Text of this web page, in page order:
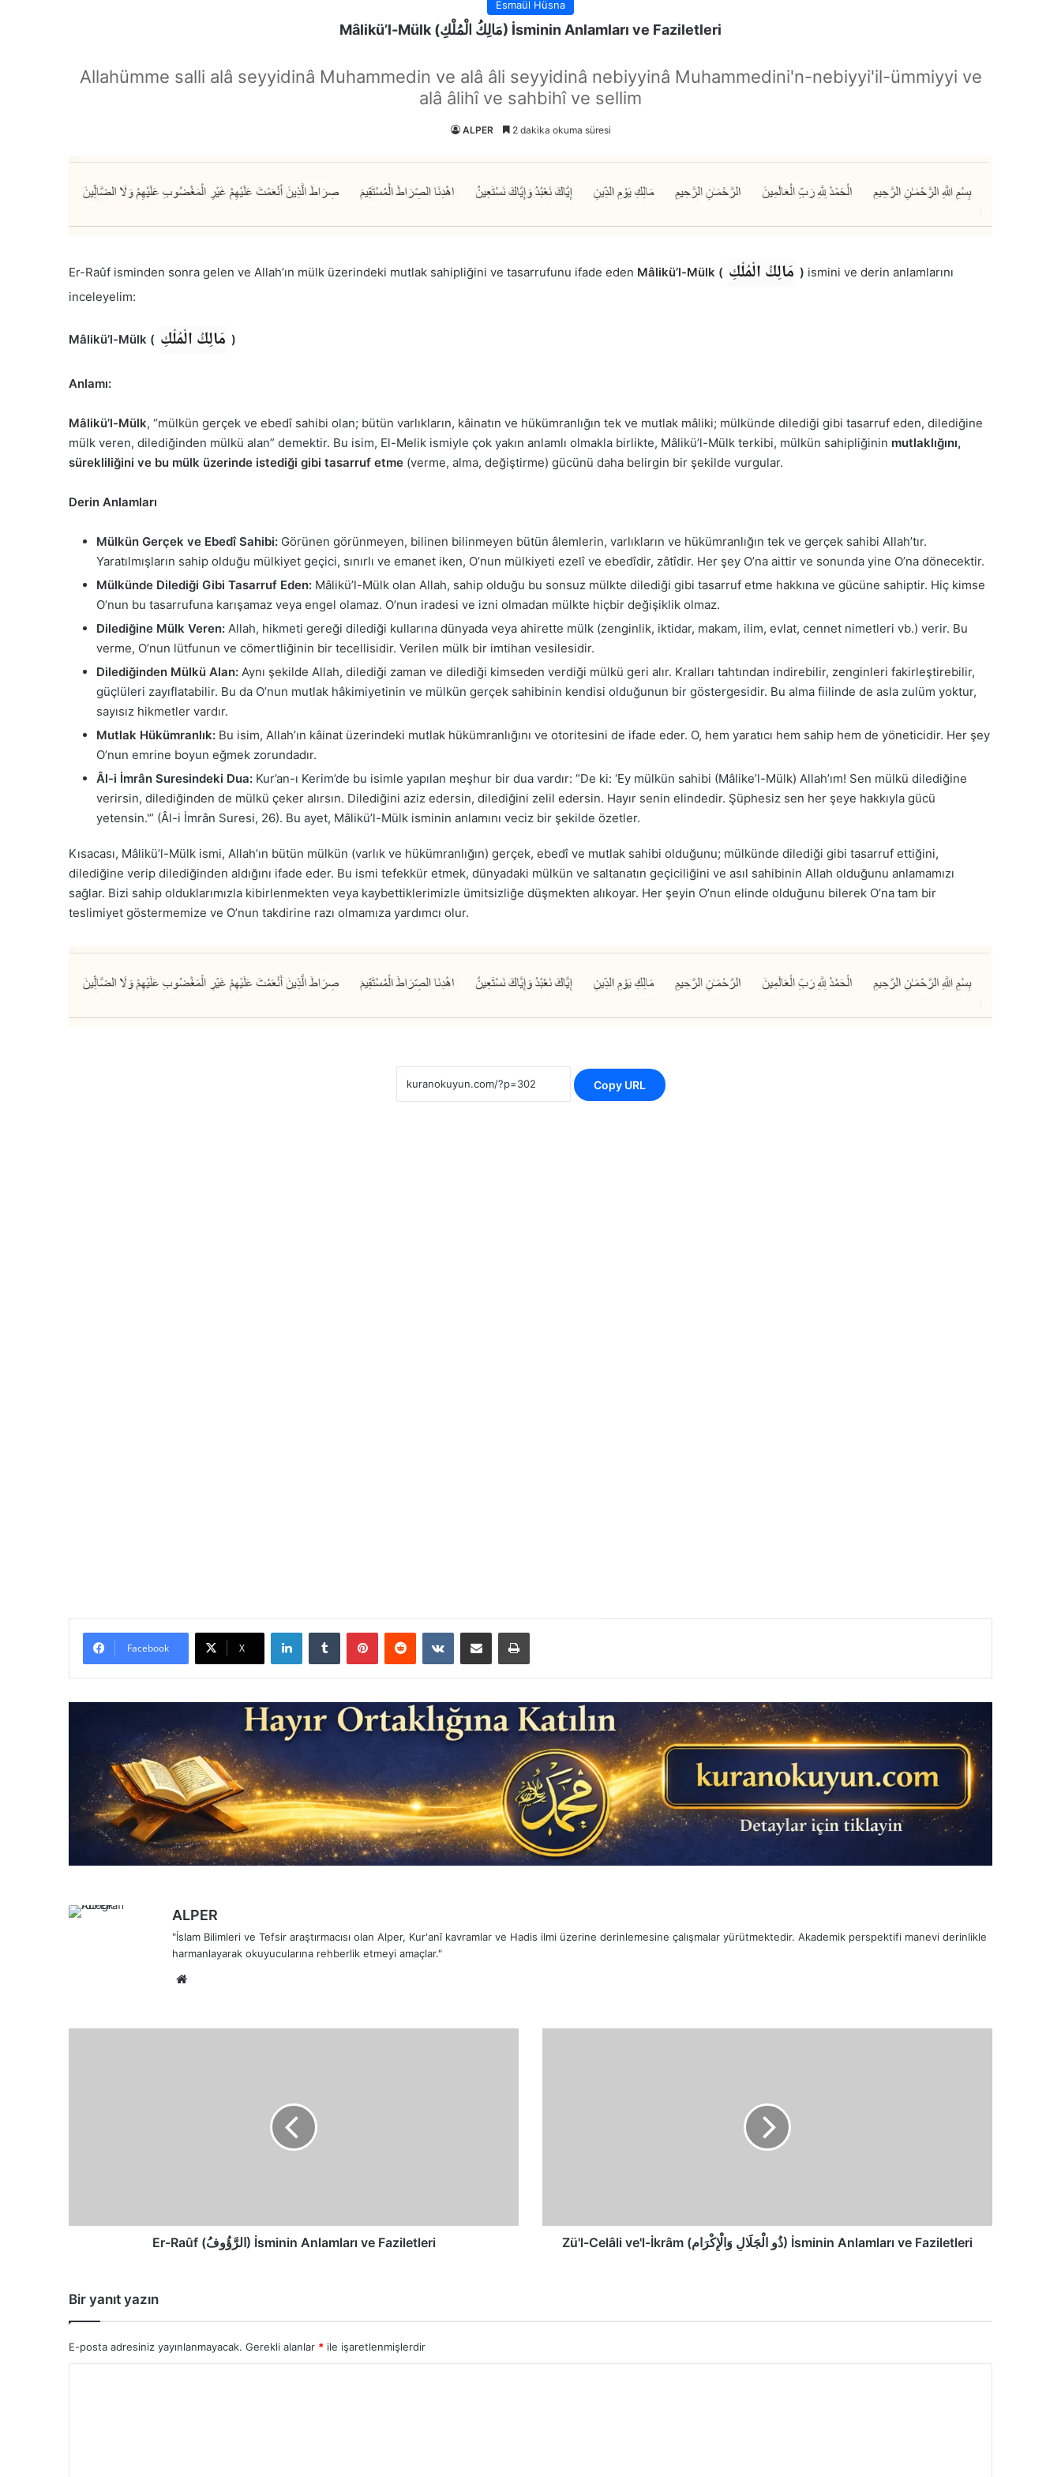
Esmaül Hüsna
Mâlikü’l-Mülk (مَالِكُ الْمُلْكِ) İsminin Anlamları ve Faziletleri
Allahümme salli alâ seyyidinâ Muhammedin ve alâ âli seyyidinâ nebiyyinâ Muhammedini'n-nebiyyi'il-ümmiyyi ve
alâ âlihî ve sahbihî ve sellim
ALPER 2 dakika okuma süresi
Er-Raûf isminden sonra gelen ve Allah’ın mülk üzerindeki mutlak sahipliğini ve tasarrufunu ifade eden Mâlikü’l-Mülk ( مَالِكُ الْمُلْكِ ) ismini ve derin anlamlarını
inceleyelim:
Mâlikü’l-Mülk ( مَالِكُ الْمُلْكِ )
Anlamı:
Mâlikü’l-Mülk, “mülkün gerçek ve ebedî sahibi olan; bütün varlıkların, kâinatın ve hükümranlığın tek ve mutlak mâliki; mülkünde dilediği gibi tasarruf eden, dilediğine
mülk veren, dilediğinden mülkü alan” demektir. Bu isim, El-Melik ismiyle çok yakın anlamlı olmakla birlikte, Mâlikü’l-Mülk terkibi, mülkün sahipliğinin mutlaklığını,
sürekliliğini ve bu mülk üzerinde istediği gibi tasarruf etme (verme, alma, değiştirme) gücünü daha belirgin bir şekilde vurgular.
Derin Anlamları
Mülkün Gerçek ve Ebedî Sahibi: Görünen görünmeyen, bilinen bilinmeyen bütün âlemlerin, varlıkların ve hükümranlığın tek ve gerçek sahibi Allah’tır.
Yaratılmışların sahip olduğu mülkiyet geçici, sınırlı ve emanet iken, O’nun mülkiyeti ezelî ve ebedîdir, zâtîdir. Her şey O’na aittir ve sonunda yine O’na dönecektir.
Mülkünde Dilediği Gibi Tasarruf Eden: Mâlikü’l-Mülk olan Allah, sahip olduğu bu sonsuz mülkte dilediği gibi tasarruf etme hakkına ve gücüne sahiptir. Hiç kimse
O’nun bu tasarrufuna karışamaz veya engel olamaz. O’nun iradesi ve izni olmadan mülkte hiçbir değişiklik olmaz.
Dilediğine Mülk Veren: Allah, hikmeti gereği dilediği kullarına dünyada veya ahirette mülk (zenginlik, iktidar, makam, ilim, evlat, cennet nimetleri vb.) verir. Bu
verme, O’nun lütfunun ve cömertliğinin bir tecellisidir. Verilen mülk bir imtihan vesilesidir.
Dilediğinden Mülkü Alan: Aynı şekilde Allah, dilediği zaman ve dilediği kimseden verdiği mülkü geri alır. Kralları tahtından indirebilir, zenginleri fakirleştirebilir,
güçlüleri zayıflatabilir. Bu da O’nun mutlak hâkimiyetinin ve mülkün gerçek sahibinin kendisi olduğunun bir göstergesidir. Bu alma fiilinde de asla zulüm yoktur,
sayısız hikmetler vardır.
Mutlak Hükümranlık: Bu isim, Allah’ın kâinat üzerindeki mutlak hükümranlığını ve otoritesini de ifade eder. O, hem yaratıcı hem sahip hem de yöneticidir. Her şey
O’nun emrine boyun eğmek zorundadır.
Âl-i İmrân Suresindeki Dua: Kur’an-ı Kerim’de bu isimle yapılan meşhur bir dua vardır: “De ki: ‘Ey mülkün sahibi (Mâlike’l-Mülk) Allah’ım! Sen mülkü dilediğine
verirsin, dilediğinden de mülkü çeker alırsın. Dilediğini aziz edersin, dilediğini zelil edersin. Hayır senin elindedir. Şüphesiz sen her şeye hakkıyla gücü
yetensin.'” (Âl-i İmrân Suresi, 26). Bu ayet, Mâlikü’l-Mülk isminin anlamını veciz bir şekilde özetler.
Kısacası, Mâlikü’l-Mülk ismi, Allah’ın bütün mülkün (varlık ve hükümranlığın) gerçek, ebedî ve mutlak sahibi olduğunu; mülkünde dilediği gibi tasarruf ettiğini,
dilediğine verip dilediğinden aldığını ifade eder. Bu ismi tefekkür etmek, dünyadaki mülkün ve saltanatın geçiciliğini ve asıl sahibinin Allah olduğunu anlamamızı
sağlar. Bizi sahip olduklarımızla kibirlenmekten veya kaybettiklerimizle ümitsizliğe düşmekten alıkoyar. Her şeyin O’nun elinde olduğunu bilerek O’na tam bir
teslimiyet göstermemize ve O’nun takdirine razı olmamıza yardımcı olur.
Copy URL
Facebook X
LinkedInTumblr PinterestReddit VKontakteE-Posta ile paylaş Yazdır
ALPER
"İslam Bilimleri ve Tefsir araştırmacısı olan Alper, Kur'anî kavramlar ve Hadis ilmi üzerine derinlemesine çalışmalar yürütmektedir. Akademik perspektifi manevi derinlikle
harmanlayarak okuyucularına rehberlik etmeyi amaçlar."
Er-Raûf (الرَّؤُوفُ) İsminin Anlamları ve Faziletleri Zü'l-Celâli ve'l-İkrâm (ذُو الْجَلَالِ وَالْإِكْرَامِ) İsminin Anlamları ve Faziletleri
Bir yanıt yazın
E-posta adresiniz yayınlanmayacak. Gerekli alanlar * ile işaretlenmişlerdir